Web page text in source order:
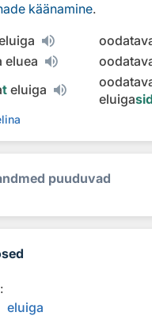
käänamine.
eluea
t eluiga
eluigasid
puuduvad
eluiga